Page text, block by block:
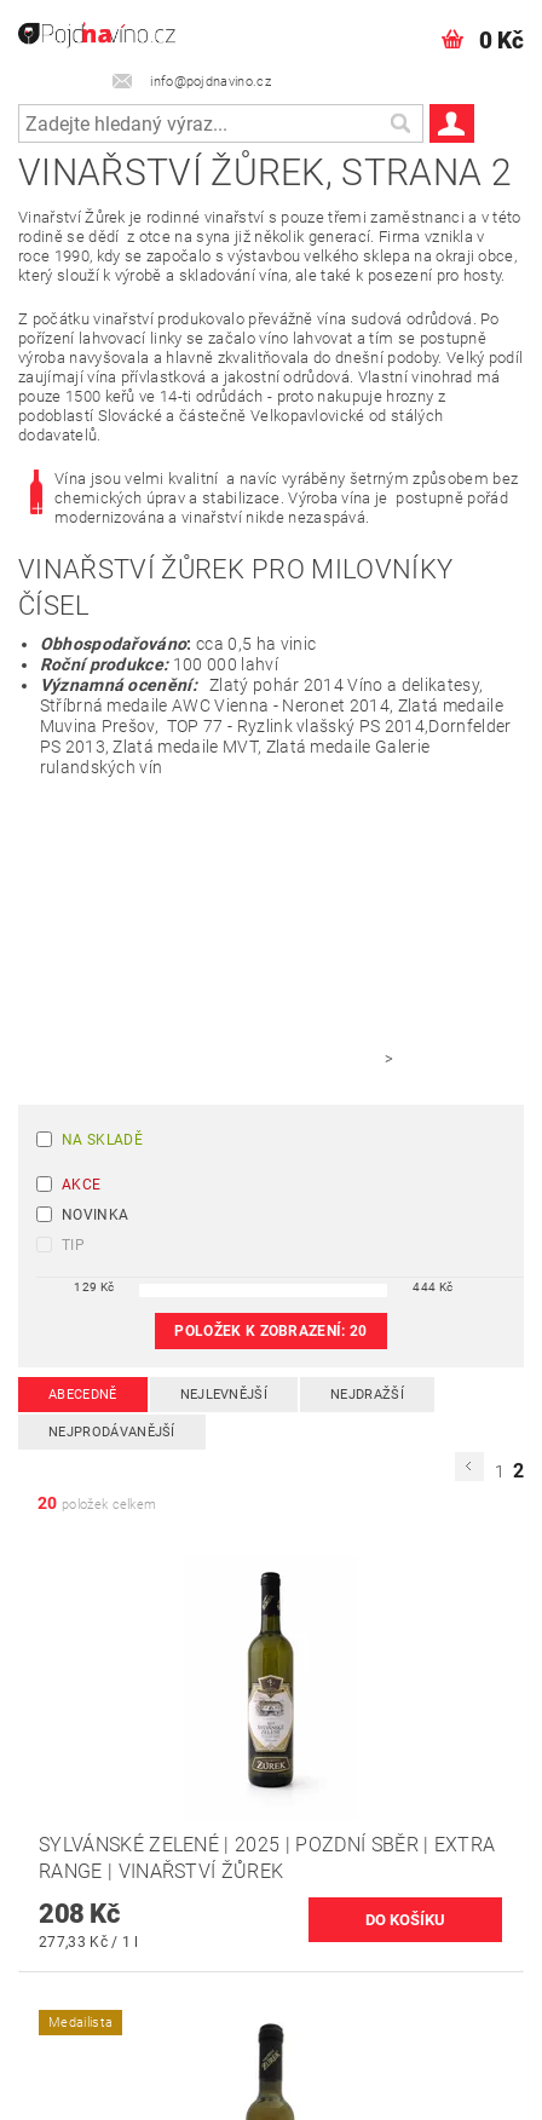
info@pojdnavino.cz
0 Kč
VINAŘSTVÍ ŽŮREK, STRANA 2
Vinařství Žůrek je rodinné vinařství s pouze třemi zaměstnanci a v této
rodině se dědí z otce na syna již několik generací. Firma vznikla v
roce 1990, kdy se započalo s výstavbou velkého sklepa na okraji obce,
který slouží k výrobě a skladování vína, ale také k posezení pro hosty.
Z počátku vinařství produkovalo převážně vína sudová odrůdová. Po
pořízení lahvovací linky se začalo víno lahvovat a tím se postupně
výroba navyšovala a hlavně zkvalitňovala do dnešní podoby. Velký podíl
zaujímají vína přívlastková a jakostní odrůdová. Vlastní vinohrad má
pouze 1500 keřů ve 14-ti odrůdách - proto nakupuje hrozny z
podoblastí Slovácké a částečně Velkopavlovické od stálých
dodavatelů.
Vína jsou velmi kvalitní a navíc vyráběny šetrným způsobem bez
chemických úprav a stabilizace. Výroba vína je postupně pořád
modernizována a vinařství nikde nezaspává.
VINAŘSTVÍ ŽŮREK PRO MILOVNÍKY
ČÍSEL
Obhospodařováno: cca 0,5 ha vinic
Roční produkce:100 000 lahví
Významná ocenění:
Zlatý pohár 2014 Víno a delikatesy,
Stříbrná medaile AWC Vienna - Neronet 2014, Zlatá medaile
Muvina Prešov, TOP 77 - Ryzlink vlašský PS 2014,Dornfelder
PS 2013, Zlatá medaile MVT, Zlatá medaile Galerie
rulandských vín
>
NA SKLADĚ
AKCE
NOVINKA
TIP
129 Kč 444 Kč
POLOŽEK K ZOBRAZENÍ:20
ABECEDNĚ NEJLEVNĚJŠÍ NEJDRAŽŠÍ
NEJPRODÁVANĚJŠÍ
1 2
20 položek celkem
SYLVÁNSKÉ ZELENÉ | 2025 | POZDNÍ SBĚR | EXTRA
RANGE | VINAŘSTVÍ ŽŮREK
208 Kč
277,33 Kč / 1 l
Medailista